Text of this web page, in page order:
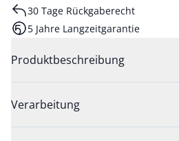
30 Tage Rückgaberecht
5 Jahre Langzeitgarantie
Produktbeschreibung
Verarbeitung